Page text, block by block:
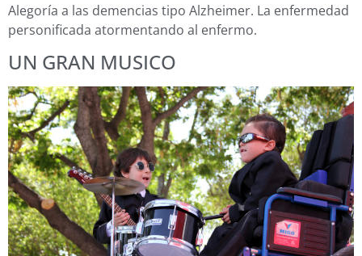
Alegoría a las demencias tipo Alzheimer. La enfermedad
personificada atormentando al enfermo.
UN GRAN MUSICO